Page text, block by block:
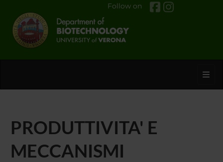
Follow on
PRODUTTIVITA' E
MECCANISMI